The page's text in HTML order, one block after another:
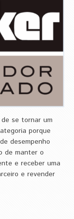
se tornar um
porque
desempenho
de manter o
e receber uma
e revender